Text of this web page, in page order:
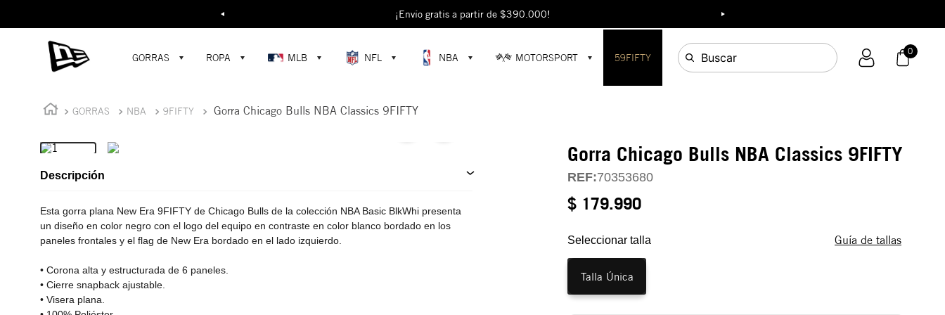
Buscar... ¡Envío gratis a partir de $390.000!
¡Descubre colecciones exclusivas en la tienda oficial de New Era en Colombia!
GORRAS ROPA MLB NFL NBA MOTORSPORT 59FIFTY Buscar 0
GORRAS NBA 9FIFTY Gorra Chicago Bulls NBA Classics 9FIFTY
Descripción
Esta gorra plana New Era 9FIFTY de Chicago Bulls de la colección NBA Basic BlkWhi presenta
un diseño en color negro con el logo del equipo en contraste en color blanco bordado en los
paneles frontales y el flag de New Era bordado en el lado izquierdo.
• Corona alta y estructurada de 6 paneles.
• Cierre snapback ajustable.
• Visera plana.
Gorra Chicago Bulls NBA Classics 9FIFTY
REF:70353680
$ 179.990
Seleccionar talla Guía de tallas
Talla Única